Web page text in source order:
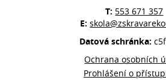
T: 553 671 357
E:
Datová schránka:
Ochrana osobních
Prohlášení o